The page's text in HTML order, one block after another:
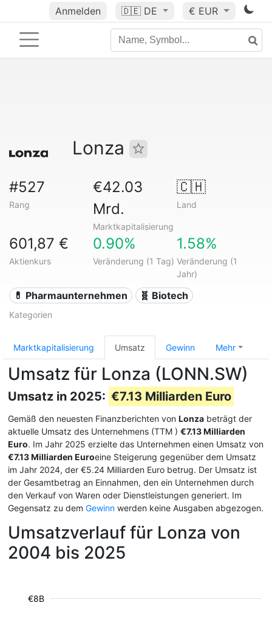
Anmelden 🇩🇪 DE € EUR
Lonza
#527
Rang
€42.03
Mrd.
Marktkapitalisierung
🇨🇭
Land
601,87 €
Aktienkurs
0.90%
Veränderung (1 Tag)
1.58%
Veränderung (1
Jahr)
💊 Pharmaunternehmen 🧬 Biotech
Kategorien
Marktkapitalisierung Umsatz Gewinn Mehr
Umsatz für Lonza (LONN.SW)
Umsatz in 2025: €7.13 Milliarden Euro
Gemäß den neuesten Finanzberichten von Lonza beträgt der
aktuelle Umsatz des Unternehmens (TTM ) €7.13 Milliarden
Euro. Im Jahr 2025 erzielte das Unternehmen einen Umsatz von
€7.13 Milliarden Euroeine Steigerung gegenüber dem Umsatz
im Jahr 2024, der €5.24 Milliarden Euro betrug. Der Umsatz ist
der Gesamtbetrag an Einnahmen, den ein Unternehmen durch
den Verkauf von Waren oder Dienstleistungen generiert. Im
Gegensatz zu dem Gewinn werden keine Ausgaben abgezogen.
Umsatzverlauf für Lonza von
2004 bis 2025
€8B